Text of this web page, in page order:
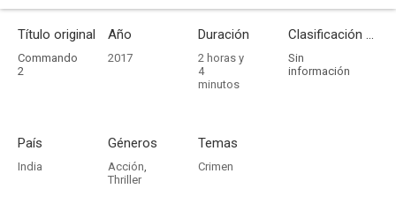
Título original
Commando
2
Año
2017
Duración
2 horas y
4
minutos
Clasificación por edades
Sin
información
País
India
Géneros
Acción,
Thriller
Temas
Crimen